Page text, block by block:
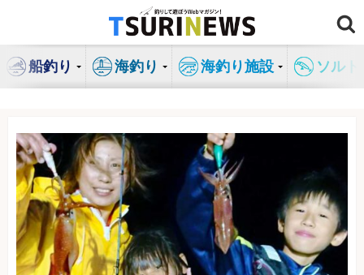
ン
船釣り 海釣り 海釣り施設 ソル